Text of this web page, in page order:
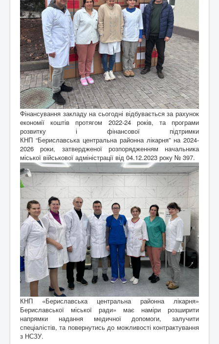
Фінансування закладу на сьогодні відбувається за рахунок
економії коштів протягом 2022-24 років, та програми
розвитку і фінансової підтримки
КНП “Бериславська центральна районна лікарня” на 2024-
2026 роки, затвердженої розпорядженням начальника
міської військової адміністрації від 04.12.2023 року № 397.
КНП «Бериславська центральна районна лікарня»
Бериславської міської ради» має наміри розширити
напрямки надання медичної допомоги, залучити
спеціалістів, та повернутись до можливості контрактування
з НСЗУ.